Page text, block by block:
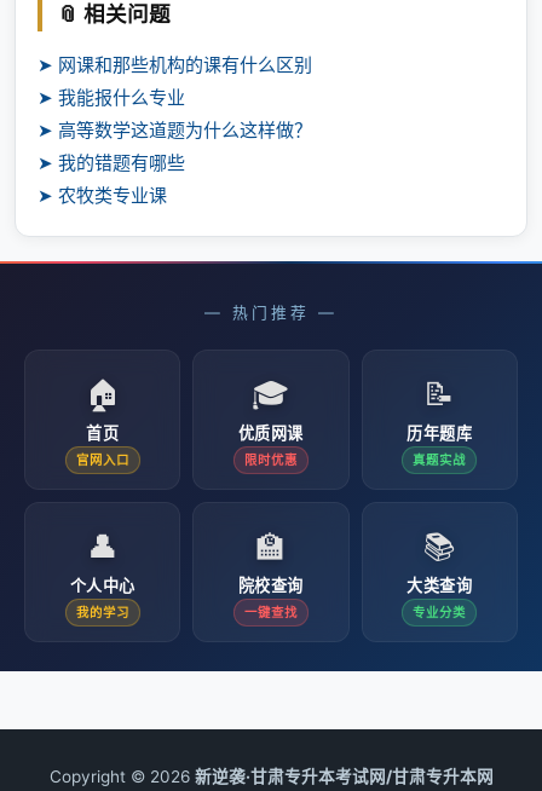
📎 相关问题
➤ 网课和那些机构的课有什么区别
➤ 我能报什么专业
➤ 高等数学这道题为什么这样做？
➤ 我的错题有哪些
➤ 农牧类专业课
— 热门推荐 —
🏠
首页
官网入口
🎓
优质网课
限时优惠
📝
历年题库
真题实战
👤
个人中心
我的学习
🏫
院校查询
一键查找
📚
大类查询
专业分类
Copyright © 2026 新逆袭·甘肃专升本考试网/甘肃专升本网